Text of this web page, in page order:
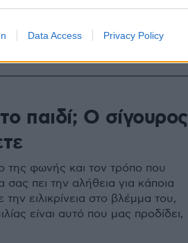
Data Access Privacy Policy
της Αμερικανικής
αποδεχθούμε σχεδόν
παιδί; Ο σίγουρος
της φωνής και τον τρόπο που
σας πει την αλήθεια για κάποια
ειλικρίνεια στο βλέμμα του,
είναι αυτό που μας προδίδει,